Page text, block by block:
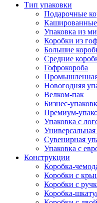
Тип упаковки
Подарочные
Кашированные
Упаковка из
Коробки из
Большие
Средние
Гофрокороба
Промышленная
Новогодняя
Велком-пак
Бизнес-
Премиум-
Упаковка с
Универсальная
Сувенирная
Упаковка с
Конструкции
Коробка-
Коробки с
Коробки с
Коробка-